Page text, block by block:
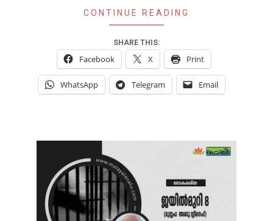
CONTINUE READING
SHARE THIS:
Facebook X Print
WhatsApp Telegram Email